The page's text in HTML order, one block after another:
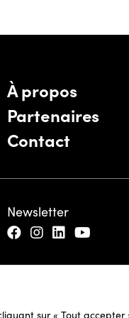
sur « Tout
À propos
Partenaires
Contact
Newsletter